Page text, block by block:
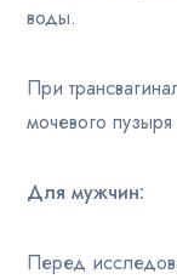
воды.
При
мочевого
Для мужчин:
Перед